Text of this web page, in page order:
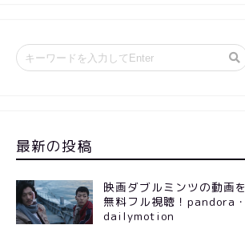
最新の投稿
映画ダブルミンツの動画を
無料フル視聴！pandora・
dailymotion